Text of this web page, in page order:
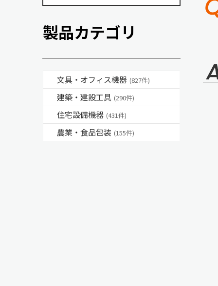
製品カテゴリ
文具・オフィス機器 (827件)
建築・建設工具 (290件)
住宅設備機器 (431件)
農業・食品包装 (155件)